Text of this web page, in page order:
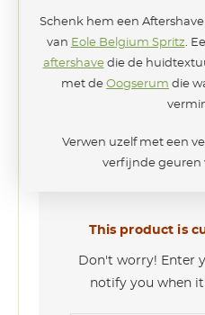
Schenk hem een
van Eole Belgium Spritz .
aftershavedie de
met de Oogserum die
Verwen uzelf met een
verfijnde geuren
This product is
Don't worry! Enter
notify you when